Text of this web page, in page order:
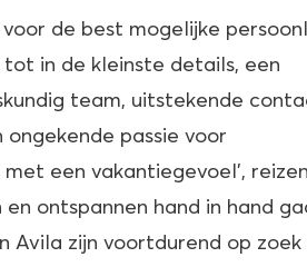
de best mogelijke
in de kleinste details, een
team, uitstekende
ongekende passie voor
met een vakantiegevoel’,
ontspannen hand in hand
Avila zijn voortdurend op zoek